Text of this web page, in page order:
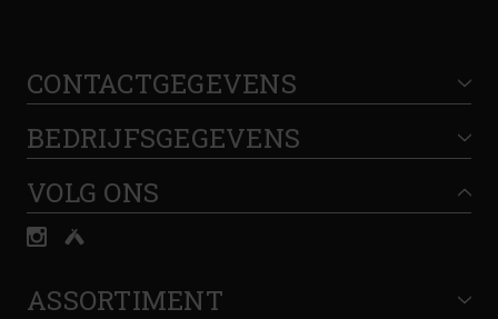
CONTACTGEGEVENS
BEDRIJFSGEGEVENS
VOLG ONS
ASSORTIMENT